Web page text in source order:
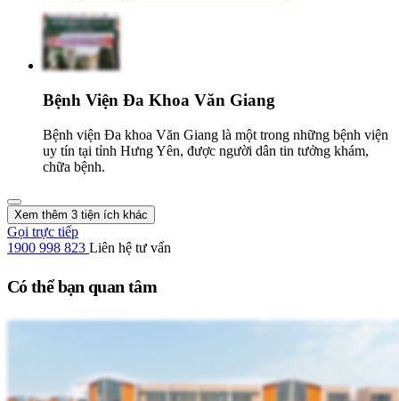
Bệnh Viện Đa Khoa Văn Giang
Bệnh viện Đa khoa Văn Giang là một trong những bệnh viện
uy tín tại tỉnh Hưng Yên, được người dân tin tưởng khám,
chữa bệnh.
Xem thêm 3 tiện ích khác
Gọi trực tiếp
1900 998 823 Liên hệ tư vấn
Có thể bạn quan tâm